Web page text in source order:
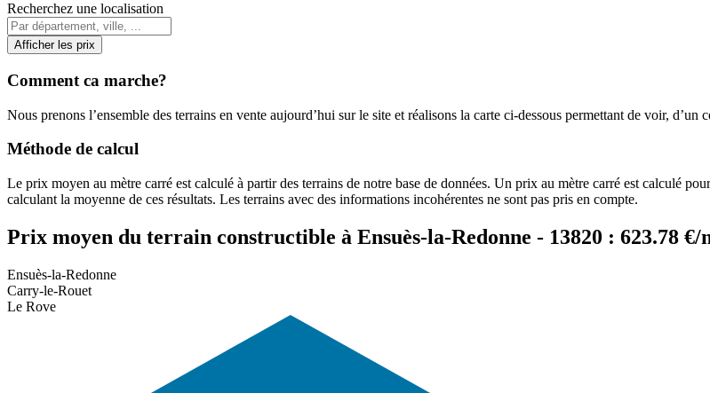
Recherchez une localisation
Afficher les prix
Comment ca marche?
Nous prenons l’ensemble des terrains en vente aujourd’hui sur le site et réalisons la carte ci-dessous permettant de voir,
Méthode de calcul
Le prix moyen au mètre carré est calculé à partir des terrains de notre base de données. Un prix au mètre carré est calculé
calculant la moyenne de ces résultats. Les terrains avec des informations incohérentes ne sont pas pris en compte.
Prix moyen du terrain constructible à Ensuès-la-Redonne - 13820 : 623.78 €/
Ensuès-la-Redonne
Carry-le-Rouet
Le Rove